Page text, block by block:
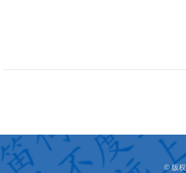
© 版